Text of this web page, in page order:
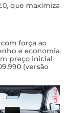
que maximiza
força ao
e economia
preço inicial
(versão